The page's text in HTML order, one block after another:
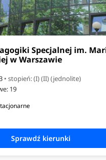
Specjalnej im.
w Warszawie
• stopień: (I) (II) (jednolite)
19